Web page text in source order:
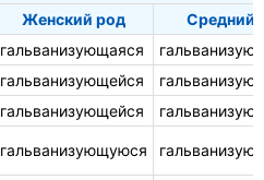
Женский род
Средний
гальванизующаяся
гальванизующейся
гальванизующейся
гальванизующуюся